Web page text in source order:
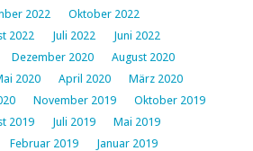
2022
Oktober 2022
2022 Juli 2022
Juni 2022
Dezember 2020
August 2020
2020 April 2020
März 2020
November 2019
Oktober 2019
2019 Juli 2019
Mai 2019
Februar 2019
Januar 2019